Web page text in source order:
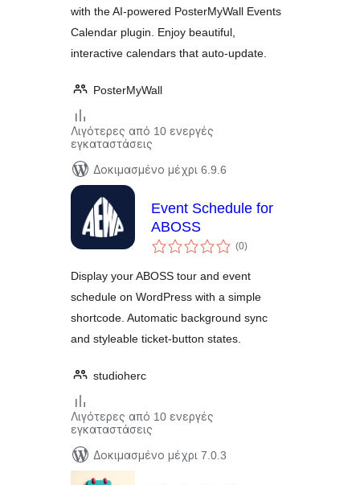
with the AI-powered PosterMyWall Events
Calendar plugin. Enjoy beautiful,
interactive calendars that auto-update.
PosterMyWall
Λιγότερες από 10 ενεργές
εγκαταστάσεις
Δοκιμασμένο μέχρι 6.9.6
Event Schedule for
ABOSS
(0αξιολογήσεις
σύνολο
)
Display your ABOSS tour and event
schedule on WordPress with a simple
shortcode. Automatic background sync
and styleable ticket-button states.
studioherc
Λιγότερες από 10 ενεργές
εγκαταστάσεις
Δοκιμασμένο μέχρι 7.0.3